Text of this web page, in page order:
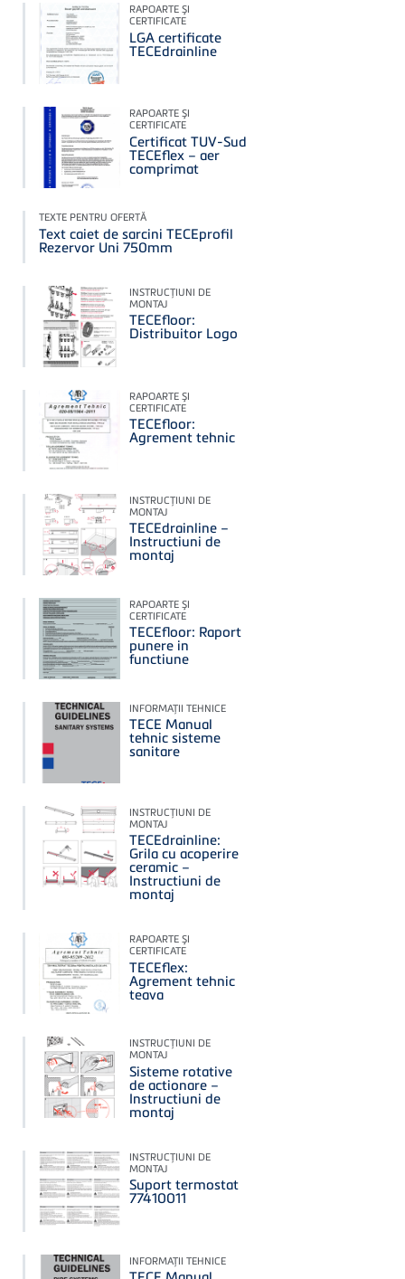
RAPOARTE ŞI
CERTIFICATE
LGA certificate
TECEdrainline
RAPOARTE ŞI
CERTIFICATE
Certificat TUV-Sud
TECEflex – aer
comprimat
TEXTE PENTRU OFERTĂ
Text caiet de sarcini TECEprofil
Rezervor Uni 750mm
INSTRUCŢIUNI DE
MONTAJ
TECEfloor:
Distribuitor Logo
RAPOARTE ŞI
CERTIFICATE
TECEfloor:
Agrement tehnic
INSTRUCŢIUNI DE
MONTAJ
TECEdrainline –
Instructiuni de
montaj
RAPOARTE ŞI
CERTIFICATE
TECEfloor: Raport
punere in
functiune
INFORMAŢII TEHNICE
TECE Manual
tehnic sisteme
sanitare
INSTRUCŢIUNI DE
MONTAJ
TECEdrainline:
Grila cu acoperire
ceramic –
Instructiuni de
montaj
RAPOARTE ŞI
CERTIFICATE
TECEflex:
Agrement tehnic
teava
INSTRUCŢIUNI DE
MONTAJ
Sisteme rotative
de actionare –
Instructiuni de
montaj
INSTRUCŢIUNI DE
MONTAJ
Suport termostat
77410011
INFORMAŢII TEHNICE